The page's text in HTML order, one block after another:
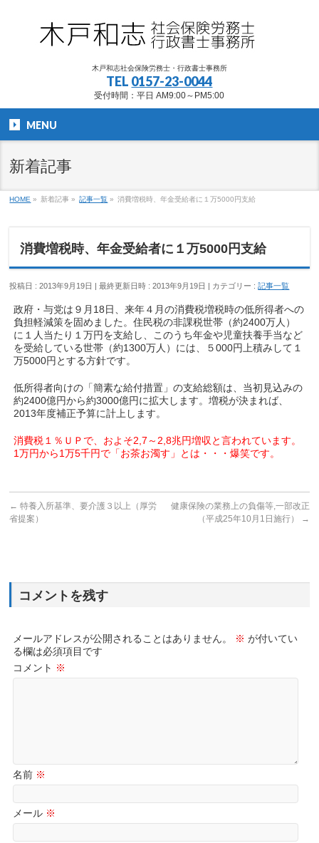
木戸和志社会保険労務士・行政書士事務所
TEL 0157-23-0044
受付時間：平日 AM9:00～PM5:00
MENU
新着記事
HOME » 新着記事 » 記事一覧 » 消費増税時、年金受給者に１万5000円支給
消費増税時、年金受給者に１万5000円支給
投稿日 : 2013年9月19日 最終更新日時 : 2013年9月19日 カテゴリー :記事一覧
政府・与党は９月18日、来年４月の消費税増税時の低所得者への
負担軽減策を固めました。住民税の非課税世帯（約2400万人）
に１人当たり１万円を支給し、このうち年金や児童扶養手当など
を受給している世帯（約1300万人）には、５000円上積みして１
万5000円とする方針です。
低所得者向けの「簡素な給付措置」の支給総額は、当初見込みの
約2400億円から約3000億円に拡大します。増税が決まれば、
2013年度補正予算に計上します。
消費税１％ＵＰで、およそ2,7～2,8兆円増収と言われています。
1万円から1万5千円で「お茶お濁す」とは・・・爆笑です。
← 特養入所基準、要介護３以上（厚労
省提案）
健康保険の業務上の負傷等,一部改正
（平成25年10月1日施行）
→
コメントを残す
メールアドレスが公開されることはありません。 ※ が付いてい
る欄は必須項目です
コメント ※
名前 ※
メール ※